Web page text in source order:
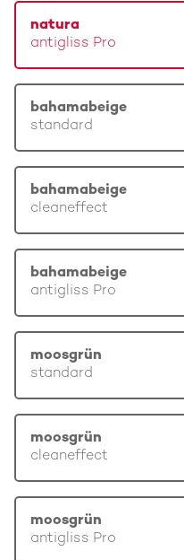
natura
antigliss Pro
bahamabeige
standard
bahamabeige
cleaneffect
bahamabeige
antigliss Pro
moosgrün
standard
moosgrün
cleaneffect
moosgrün
antigliss Pro